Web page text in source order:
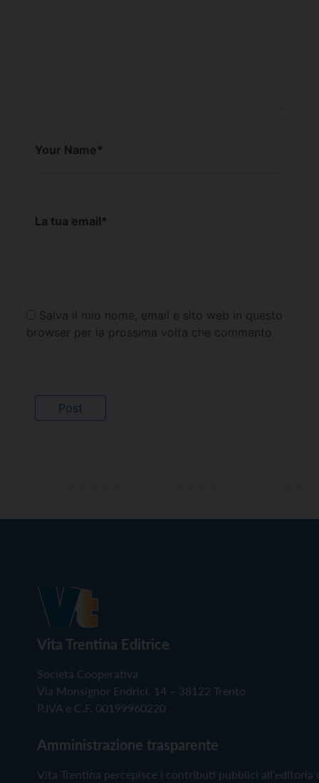
Your Name*
La tua email*
Salva il mio nome, email e sito web in questo
browser per la prossima volta che commento.
Vita Trentina Editrice
Società Cooperativa
Via Monsignor Endrici, 14 – 38122 Trento
P.IVA e C.F. 00199960220
Amministrazione trasparente
Vita Trentina percepisce i contributi pubblici all'editoria